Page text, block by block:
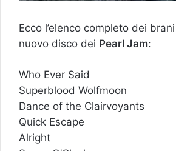
Ecco l’elenco completo dei
nuovo disco dei Pearl Jam:
Who Ever Said
Superblood Wolfmoon
Dance of the Clairvoyants
Quick Escape
Alright